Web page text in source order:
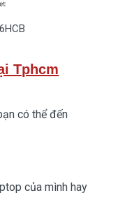
Tphcm
có thể đến
của mình hay